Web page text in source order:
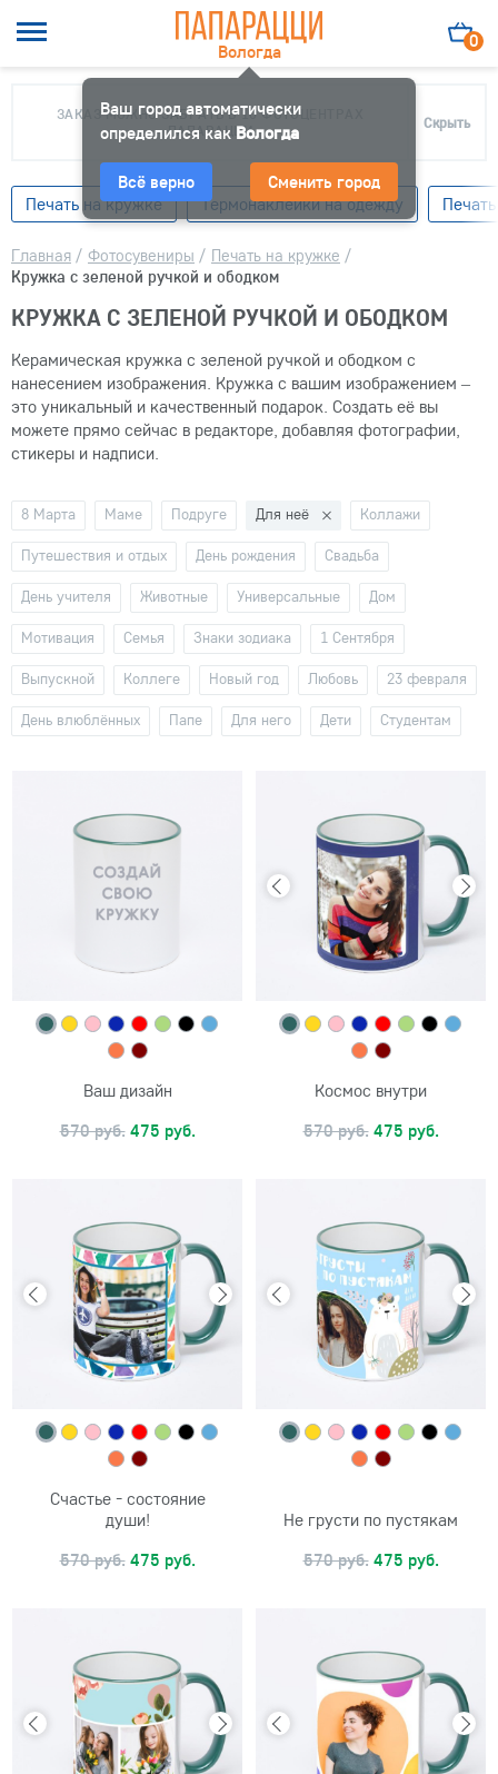
Вологда
Ваш город автоматически
определился как Вологда
Всё верно Сменить город
0
ЗАКАЗ МОЖНО ЗАБРАТЬ В 10 ФОТОЦЕНТРАХ
ПАПАРАЦЦИ
Скрыть
Печать на кружке Термонаклейки на одежду
Главная / Фотосувениры / Печать на кружке /
Кружка с зеленой ручкой и ободком
КРУЖКА С ЗЕЛЕНОЙ РУЧКОЙ И ОБОДКОМ
Керамическая кружка с зеленой ручкой и ободком с
нанесением изображения. Кружка с вашим изображением –
это уникальный и качественный подарок. Создать её вы
можете прямо сейчас в редакторе, добавляя фотографии,
стикеры и надписи.
8 Марта Маме Подруге Для неё Коллажи
Путешествия и отдых День рождения Свадьба
День учителя Животные Универсальные Дом
Мотивация Семья Знаки зодиака 1 Сентября
Выпускной Коллеге Новый год Любовь 23 февраля
День влюблённых Папе Для него Дети Студентам
Ваш дизайн
570 руб. 475 руб.
Космос внутри
570 руб. 475 руб.
Счастье - состояние
души!
570 руб. 475 руб.
Не грусти по пустякам
570 руб. 475 руб.